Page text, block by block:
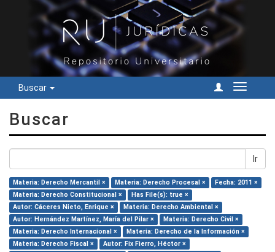
Buscar
Cambiar
Buscar
Ir
Materia: Derecho Mercantil × Materia: Derecho Procesal ×
Fecha: 2011 ×
Materia: Derecho Constitucional ×
Has File(s): true ×
Autor: Cáceres Nieto, Enrique ×
Materia: Derecho Ambiental ×
Autor: Hernández Martínez, María del Pilar ×
Materia: Derecho Civil ×
Materia: Derecho Internacional ×
Materia: Derecho de la Información ×
Materia: Derecho Fiscal ×
Autor: Fix Fierro, Héctor ×